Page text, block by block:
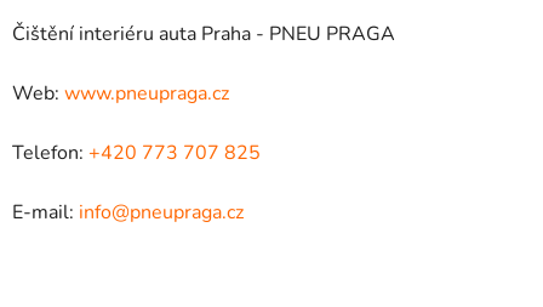
Čištění interiéru auta Praha - PNEU PRAGA
Web: www.pneupraga.cz
Telefon: +420 773 707 825
E-mail: info@pneupraga.cz